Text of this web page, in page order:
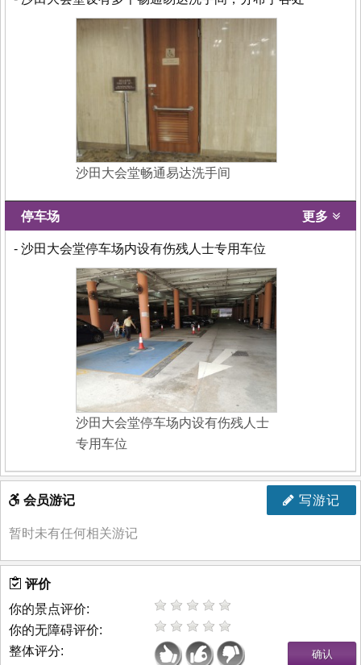
沙田大会堂畅通易达洗手间
停车场 更多
- 沙田大会堂停车场内设有伤残人士专用车位
沙田大会堂停车场内设有伤残人士
专用车位
写游记
会员游记
暂时未有任何相关游记
评价
你的景点评价:
你的无障碍评价:
整体评分: